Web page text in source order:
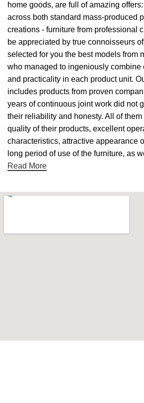
home goods, are full of amazing
across both standard mass-produced
creations - furniture from professional
be appreciated by true connoisseurs
selected for you the best models from
who managed to ingeniously combine
and practicality in each product unit.
includes products from proven
years of continuous joint work did not
their reliability and honesty. All of
quality of their products, excellent
characteristics, attractive appearance
long period of use of the furniture, as
Read More